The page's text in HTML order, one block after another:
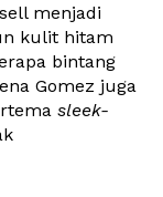
menjadi
kulit hitam
bintang
Gomez juga
sleek-